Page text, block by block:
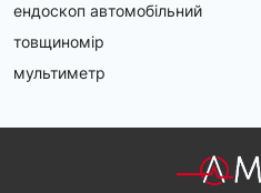
ендоскоп автомобільний
товщиномір
мультиметр